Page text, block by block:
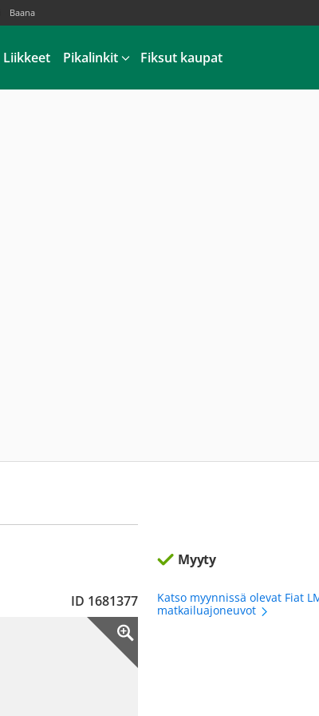
Baana
Liikkeet Pikalinkit Fiksut kaupat
ID 1681377
Myyty
Katso myynnissä olevat Fiat
matkailuajoneuvot